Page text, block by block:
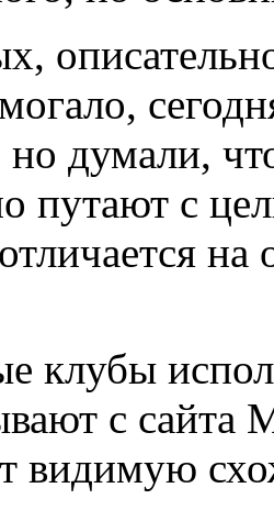
но думали,
путают с
клубы
с сайта
видимую